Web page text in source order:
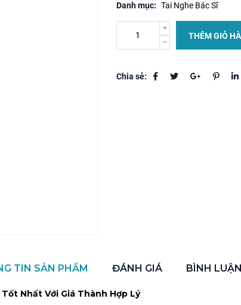
Danh mục: Tai Nghe Bác Sĩ
THÊM GIỎ
Chia sẻ:
TIN SẢN PHẨM ĐÁNH GIÁ BÌNH
Nhất Với Giá Thành Hợp Lý